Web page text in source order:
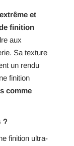
et
finition
aux
Sa texture
un rendu
finition
comme
?
finition ultra-